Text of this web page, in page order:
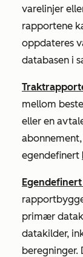
varelinjer
rapportene
oppdateres
databasen i
mellom
eller en
abonnement
egendefinert
primær
datakilder,
beregninger.